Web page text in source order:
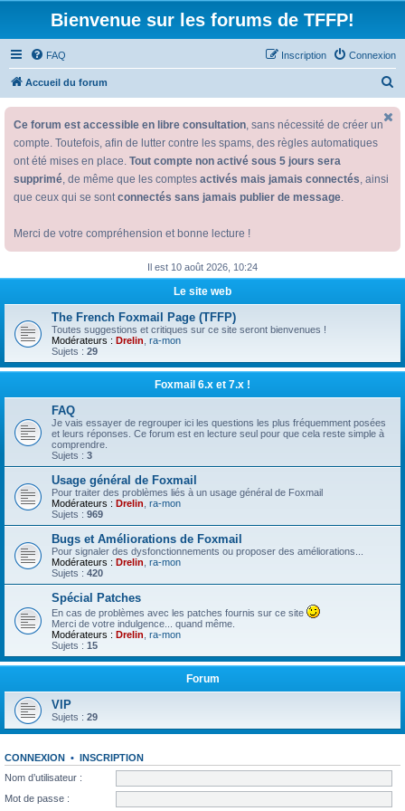
Bienvenue sur les forums de TFFP!
FAQ Connexion
Inscription
Accueil du forum
e
r
Ce forum est accessible en libre consultation, sans nécessité de créer un
compte. Toutefois, afin de lutter contre les spams, des règles automatiques
ont été mises en place. Tout compte non activé sous 5 jours sera
supprimé, de même que les comptes activés mais jamais connectés, ainsi
que ceux qui se sontconnectés sans jamais publier de message.
Merci de votre compréhension et bonne lecture !
Il est 10 août 2026, 10:24
Le site web
The French Foxmail Page (TFFP)
Toutes suggestions et critiques sur ce site seront bienvenues !
Modérateurs : Drelin ra-mon
Sujets : 29
Foxmail 6.x et 7.x !
FAQ
Je vais essayer de regrouper ici les questions les plus fréquemment posées
et leurs réponses. Ce forum est en lecture seul pour que cela reste simple à
comprendre.
Sujets : 3
Usage général de Foxmail
Pour traiter des problèmes liés à un usage général de Foxmail
Modérateurs : Drelin ra-mon
Sujets : 969
Bugs et Améliorations de Foxmail
Pour signaler des dysfonctionnements ou proposer des améliorations...
Modérateurs : Drelin ra-mon
Sujets : 420
Spécial Patches
En cas de problèmes avec les patches fournis sur ce site
Merci de votre indulgence... quand même.
Modérateurs : Drelin ra-mon
Sujets : 15
Forum
VIP
Sujets : 29
CONNEXION • INSCRIPTION
Nom d’utilisateur :
Mot de passe :